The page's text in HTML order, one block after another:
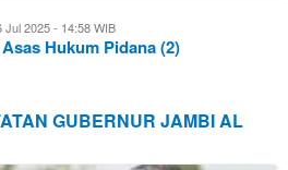
Jul 2025 - 14:58 WIB
Hukum Pidana (2)
GUBERNUR JAMBI AL